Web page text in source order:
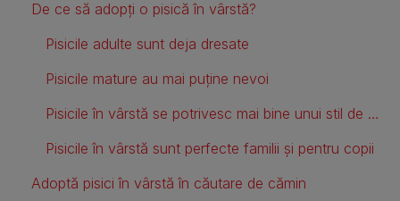
De ce să adopți o pisică în vârstă?
Pisicile adulte sunt deja dresate
Pisicile mature au mai puține nevoi
Pisicile în vârstă se potrivesc mai bine unui stil de viață activ
Pisicile în vârstă sunt perfecte familii și pentru copii
Adoptă pisici în vârstă în căutare de cămin